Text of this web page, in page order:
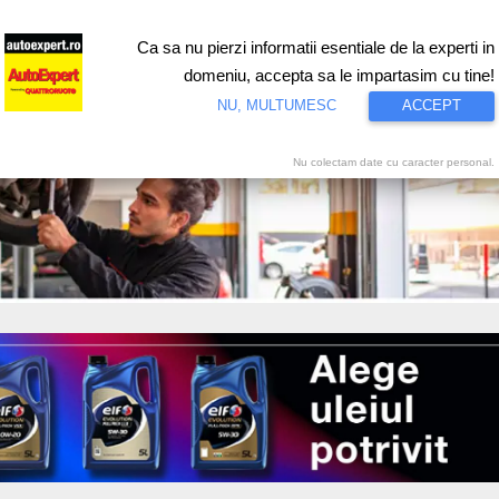
Test drive Motorsport Proiecte speciale Video
Ca sa nu pierzi informatii esentiale de la experti in
domeniu, accepta sa le impartasim cu tine!
NU, MULTUMESC ACCEPT
Nu colectam date cu caracter personal.